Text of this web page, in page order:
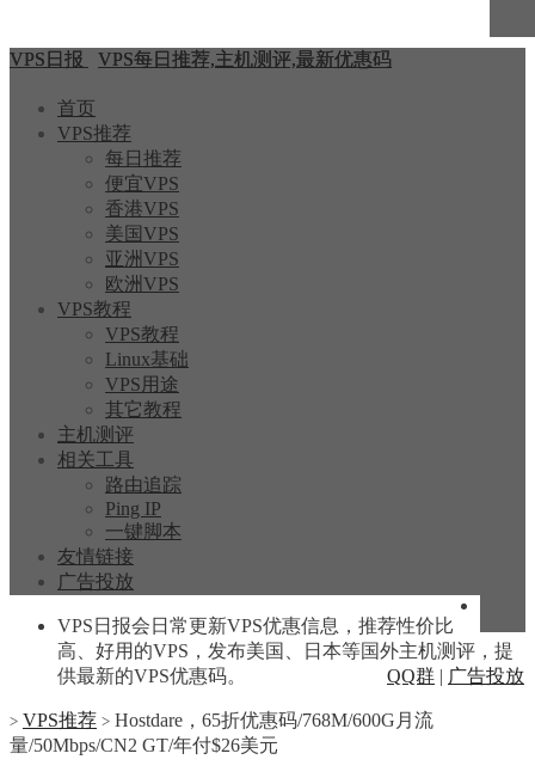
VPS日报 VPS每日推荐,主机测评,最新优惠码
首页
VPS推荐
每日推荐
便宜VPS
香港VPS
美国VPS
亚洲VPS
欧洲VPS
VPS教程
VPS教程
Linux基础
VPS用途
其它教程
主机测评
相关工具
路由追踪
Ping IP
一键脚本
友情链接
广告投放
VPS日报会日常更新VPS优惠信息，推荐性价比
高、好用的VPS，发布美国、日本等国外主机测评，提
供最新的VPS优惠码。
QQ群 | 广告投放
> VPS推荐 > Hostdare，65折优惠码/768M/600G月流
量/50Mbps/CN2 GT/年付$26美元